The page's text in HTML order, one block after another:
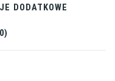
DODATKOWE